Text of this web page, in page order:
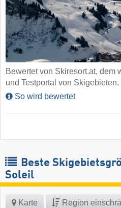
Bewertet von Skiresort.at, dem
und Testportal von Skigebieten.
So wird bewertet
Beste
Soleil
Karte Region